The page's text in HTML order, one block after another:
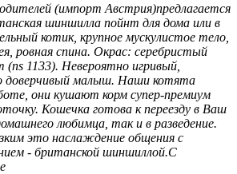
(импорт Австрия)предлагается
шиншилла пойнт для дома или в
котик, крупное мускулистое тело,
ровная спина. Окрас: серебристый
1133). Невероятно игривый,
доверчивый малыш. Наши котята
они кушают корм супер-премиум
Кошечка готова к переезду в Ваш
любимца, так и в разведение.
это наслаждение общения с
- британской шиншиллой.С